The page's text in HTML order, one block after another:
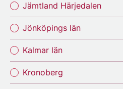
Jämtland Härjedalen
Jönköpings län
Kalmar län
Kronoberg